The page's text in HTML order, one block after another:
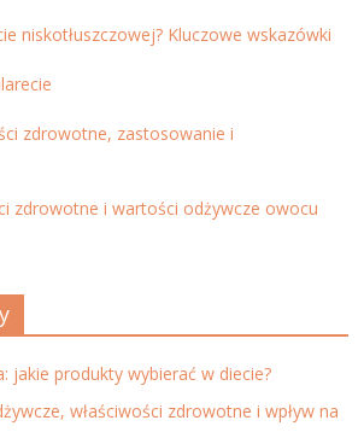
niskotłuszczowej? Kluczowe wskazówki
zdrowotne, zastosowanie i
zdrowotne i wartości odżywcze owocu
jakie produkty wybierać w diecie?
właściwości zdrowotne i wpływ na